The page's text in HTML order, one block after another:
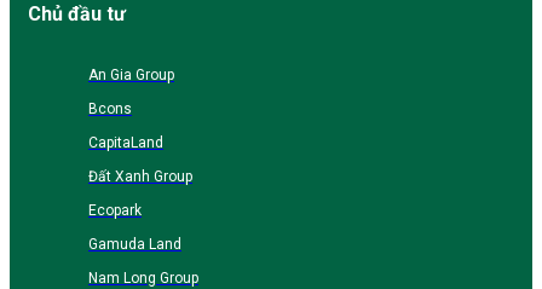
Chủ đầu tư
An Gia Group
Bcons
CapitaLand
Đất Xanh Group
Ecopark
Gamuda Land
Nam Long Group